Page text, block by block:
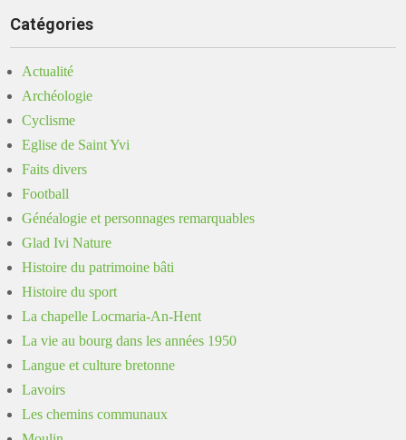
Catégories
Actualité
Archéologie
Cyclisme
Eglise de Saint Yvi
Faits divers
Football
Généalogie et personnages remarquables
Glad Ivi Nature
Histoire du patrimoine bâti
Histoire du sport
La chapelle Locmaria-An-Hent
La vie au bourg dans les années 1950
Langue et culture bretonne
Lavoirs
Les chemins communaux